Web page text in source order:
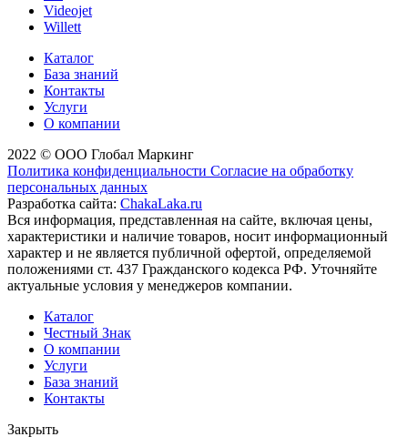
Videojet
Willett
Каталог
База знаний
Контакты
Услуги
О компании
2022 © ООО Глобал Маркинг
Политика конфиденциальности Согласие на обработку
персональных данных
Разработка сайта: ChakaLaka.ru
Вся информация, представленная на сайте, включая цены,
характеристики и наличие товаров, носит информационный
характер и не является публичной офертой, определяемой
положениями ст. 437 Гражданского кодекса РФ. Уточняйте
актуальные условия у менеджеров компании.
Каталог
Честный Знак
О компании
Услуги
База знаний
Контакты
Закрыть